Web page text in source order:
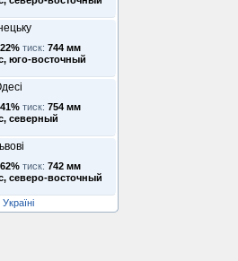
22% тиск: 744 мм
юго-восточный
41% тиск: 754 мм
северный
62% тиск: 742 мм
северо-восточный